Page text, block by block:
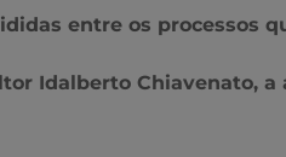
entre os processos
Idalberto Chiavenato,